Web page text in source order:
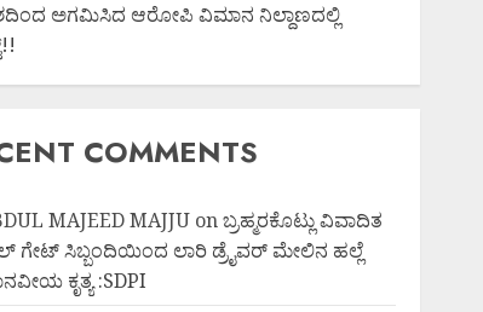
ಅಗಮಿಸಿದ ಆರೋಪಿ ವಿಮಾನ ನಿಲ್ದಾಣದಲ್ಲಿ
COMMENTS
MAJEED MAJJUonಬ್ರಹ್ಮರಕೊಟ್ಲು ವಿವಾದಿತ
ಸಿಬ್ಬಂದಿಯಿಂದ ಲಾರಿ ಡ್ರೈವರ್ ಮೇಲಿನ ಹಲ್ಲೆ
ಕೃತ್ಯ :SDPI